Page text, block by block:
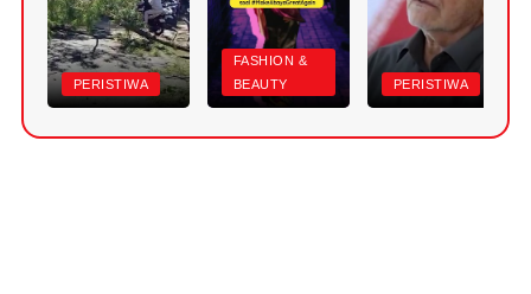
PERISTIWA
FASHION &
BEAUTY
PERISTIWA